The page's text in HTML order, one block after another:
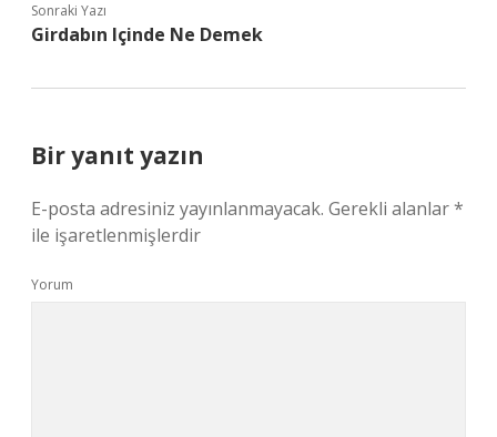
Sonraki Yazı
Girdabın Içinde Ne Demek
Bir yanıt yazın
E-posta adresiniz yayınlanmayacak. Gerekli alanlar*
ile işaretlenmişlerdir
Yorum